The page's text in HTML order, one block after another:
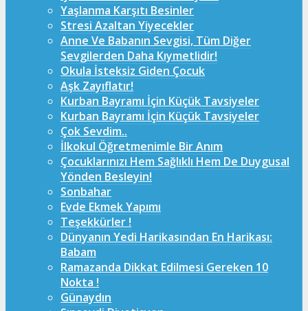
Yaşlanma Karşıtı Besinler
Stresi Azaltan Yiyecekler
Anne Ve Babanın Sevgisi, Tüm Diğer
Sevgilerden Daha Kıymetlidir!
Okula İsteksiz Giden Çocuk
Aşk Zayıflatır!
Kurban Bayramı İçin Küçük Tavsiyeler
Kurban Bayramı İçin Küçük Tavsiyeler
Çok Sevdim..
İlkokul Öğretmenimle Bir Anım
Çocuklarınızı Hem Sağlıklı Hem De Duygusal
Yönden Besleyin!
Sonbahar
Evde Ekmek Yapımı
Teşekkürler !
Dünyanın Yedi Harikasından En Harikası:
Babam
Ramazanda Dikkat Edilmesi Gereken 10
Nokta !
Günaydın